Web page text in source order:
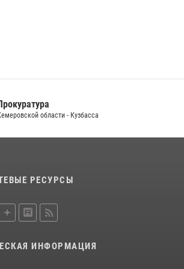
ГУ МЧС России
По Кемеровской области - Кузбассу
РЕСУРСЫ
ИНФОРМАЦИЯ